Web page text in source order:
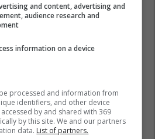
and content, advertising and
audience research and
information on a device
processed and information from
identifiers, and other device
by and shared with 369
by this site. We and our partners
data. List of partners.